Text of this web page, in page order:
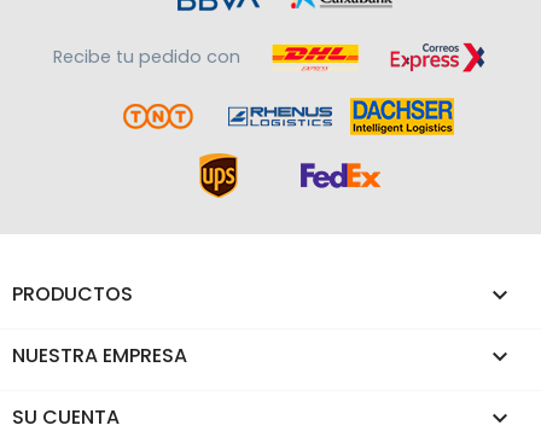
Recibe tu pedido con
PRODUCTOS 
NUESTRA EMPRESA 
SU CUENTA 